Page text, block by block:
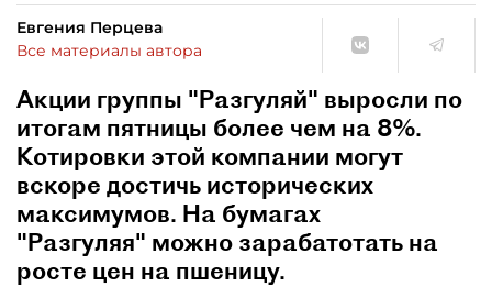
Евгения Перцева
Все материалы автора
Акции группы "Разгуляй" выросли по
итогам пятницы более чем на 8%.
Котировки этой компании могут
вскоре достичь исторических
максимумов. На бумагах
"Разгуляя" можно зарабатотать на
росте цен на пшеницу.